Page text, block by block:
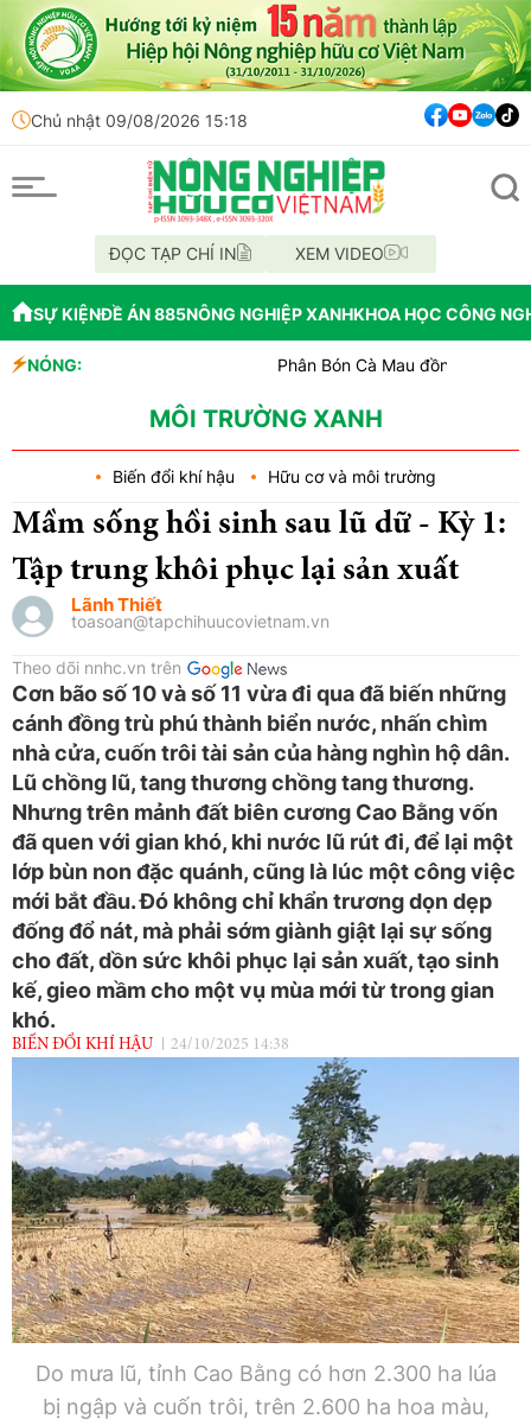
Chủ nhật 09/08/2026 15:18
ĐỌC TẠP CHÍ IN XEM VIDEO
SỰ KIỆNĐỀ ÁN 885NÔNG NGHIỆP XANHKHOA HỌC CÔNG
NÓNG:
Phân Bón Cà Mau đồng hành với bóng bàn
Mùa xanh trên cánh đồng Mường Than
MÔI TRƯỜNG XANH
Biến đổi khí hậu Hữu cơ và môi trường
Mầm sống hồi sinh sau lũ dữ - Kỳ 1:
Tập trung khôi phục lại sản xuất
Lãnh Thiết
toasoan@tapchihuucovietnam.vn
Theo dõi nnhc.vn trên
Cơn bão số 10 và số 11 vừa đi qua đã biến những
cánh đồng trù phú thành biển nước, nhấn chìm
nhà cửa, cuốn trôi tài sản của hàng nghìn hộ dân.
Lũ chồng lũ, tang thương chồng tang thương.
Nhưng trên mảnh đất biên cương Cao Bằng vốn
đã quen với gian khó, khi nước lũ rút đi, để lại một
lớp bùn non đặc quánh, cũng là lúc một công việc
mới bắt đầu. Đó không chỉ khẩn trương dọn dẹp
đống đổ nát, mà phải sớm giành giật lại sự sống
cho đất, dồn sức khôi phục lại sản xuất, tạo sinh
kế, gieo mầm cho một vụ mùa mới từ trong gian
khó.
BIẾN ĐỔI KHÍ HẬU 24/10/2025 14:38
Do mưa lũ, tỉnh Cao Bằng có hơn 2.300 ha lúa
bị ngập và cuốn trôi, trên 2.600 ha hoa màu,